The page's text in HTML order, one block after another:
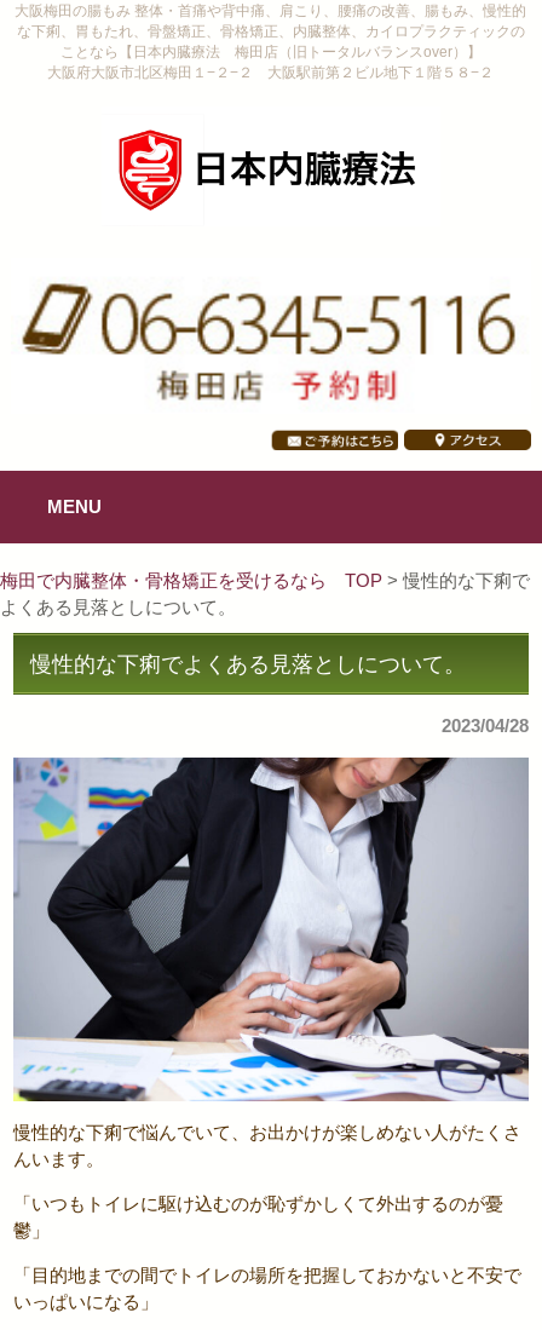
大阪梅田の腸もみ 整体・首痛や背中痛、肩こり、腰痛の改善、腸もみ、慢性的
な下痢、胃もたれ、骨盤矯正、骨格矯正、内臓整体、カイロプラクティックの
ことなら【日本内臓療法 梅田店（旧トータルバランスover）】
大阪府大阪市北区梅田１−２−２ 大阪駅前第２ビル地下１階５８−２
MENU
梅田で内臓整体・骨格矯正を受けるなら TOP > 慢性的な下痢で
よくある見落としについて。
慢性的な下痢でよくある見落としについて。
2023/04/28
慢性的な下痢で悩んでいて、お出かけが楽しめない人がたくさ
んいます。
「いつもトイレに駆け込むのが恥ずかしくて外出するのが憂
鬱」
「目的地までの間でトイレの場所を把握しておかないと不安で
いっぱいになる」